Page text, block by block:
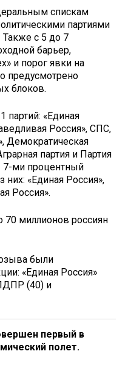
спискам
партиями
Также с 5 до 7
барьер,
и порог явки на
предусмотрено
блоков.
партий: «Единая
Россия», СПС,
Демократическая
партия и Партия
7-ми процентный
них: «Единая Россия»,
Россия».
70 миллионов россиян
были
«Единая Россия»
(40) и
первый в
полет.